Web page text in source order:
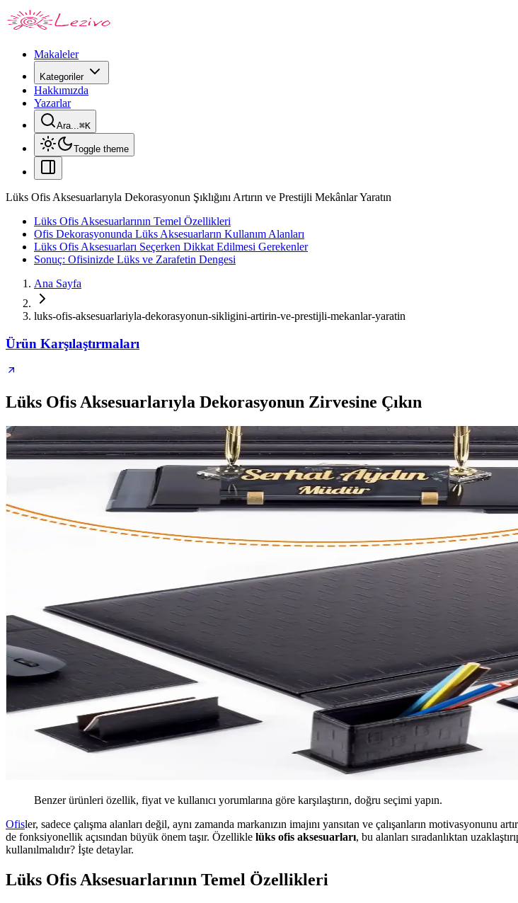
Makaleler
Kategoriler
Hakkımızda
Yazarlar
Ara...⌘K
Toggle theme
Lüks Ofis Aksesuarlarıyla Dekorasyonun Şıklığını Artırın ve Prestijli Mekânlar Yaratın
Lüks Ofis Aksesuarlarının Temel Özellikleri
Ofis Dekorasyonunda Lüks Aksesuarların Kullanım Alanları
Lüks Ofis Aksesuarları Seçerken Dikkat Edilmesi Gerekenler
Sonuç: Ofisinizde Lüks ve Zarafetin Dengesi
Ana Sayfa
luks-ofis-aksesuarlariyla-dekorasyonun-sikligini-artirin-ve-prestijli-mekanlar-yaratin
Ürün Karşılaştırmaları
Lüks Ofis Aksesuarlarıyla Dekorasyonun Zirvesine Çıkın
Benzer ürünleri özellik, fiyat ve kullanıcı yorumlarına göre karşılaştırın, doğru seçimi yapın.
Ofisler, sadece çalışma alanları değil, aynı zamanda markanızın imajını yansıtan ve çalışanların
de fonksiyonellik açısından büyük önem taşır. Özellikle lüks ofis aksesuarları, bu alanları sıradanlıktan
kullanılmalıdır? İşte detaylar.
Lüks Ofis Aksesuarlarının Temel Özellikleri